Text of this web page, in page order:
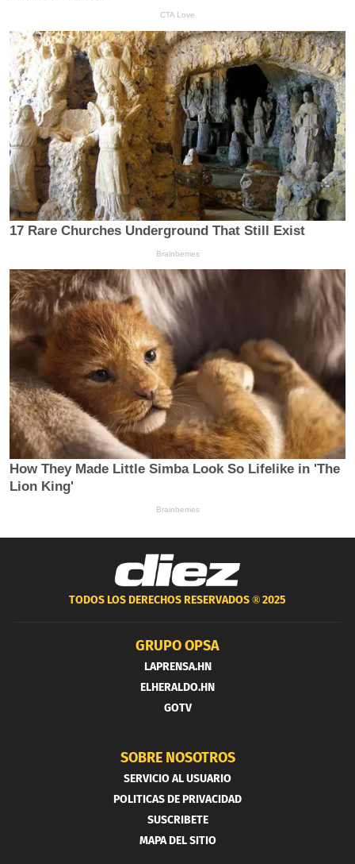
TODOS LOS DERECHOS RESERVADOS ®2025
GRUPO OPSA
LAPRENSA.HN
ELHERALDO.HN
GOTV
SOBRE NOSOTROS
SERVICIO AL USUARIO
POLITICAS DE PRIVACIDAD
SUSCRIBETE
MAPA DEL SITIO